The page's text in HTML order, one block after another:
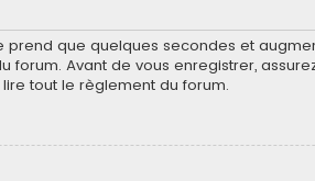
que quelques secondes et
Avant de vous enregistrer,
tout le règlement du forum.